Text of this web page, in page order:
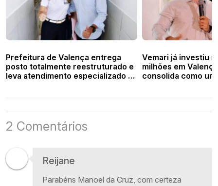
Prefeitura de Valença entrega
posto totalmente reestruturado e
leva atendimento especializado à
Vemari já investiu
milhões em
consolida como
2 Comentários
Reijane
Parabéns Manoel da Cruz, com certeza